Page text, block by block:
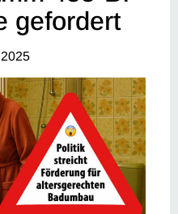
gefordert